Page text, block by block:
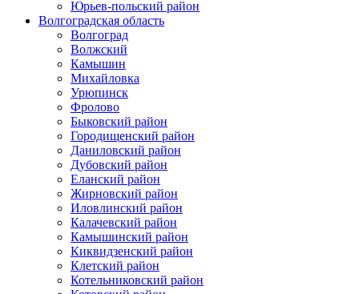
Юрьев-польский район
Волгоградская область
Волгоград
Волжский
Камышин
Михайловка
Урюпинск
Фролово
Быковский район
Городищенский район
Даниловский район
Дубовский район
Еланский район
Жирновский район
Иловлинский район
Калачевский район
Камышинский район
Киквидзенский район
Клетский район
Котельниковский район